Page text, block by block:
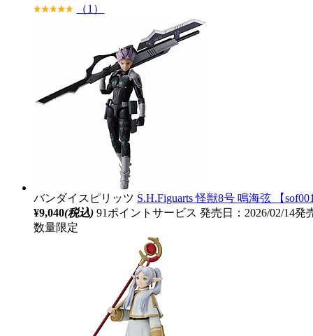
（1）
バンダイスピリッツ S.H.Figuarts 怪獣8号 鳴海弦 【sof001
¥9,040(税込) 91ポイントサービス 発売日：2026/02/14発
数量限定